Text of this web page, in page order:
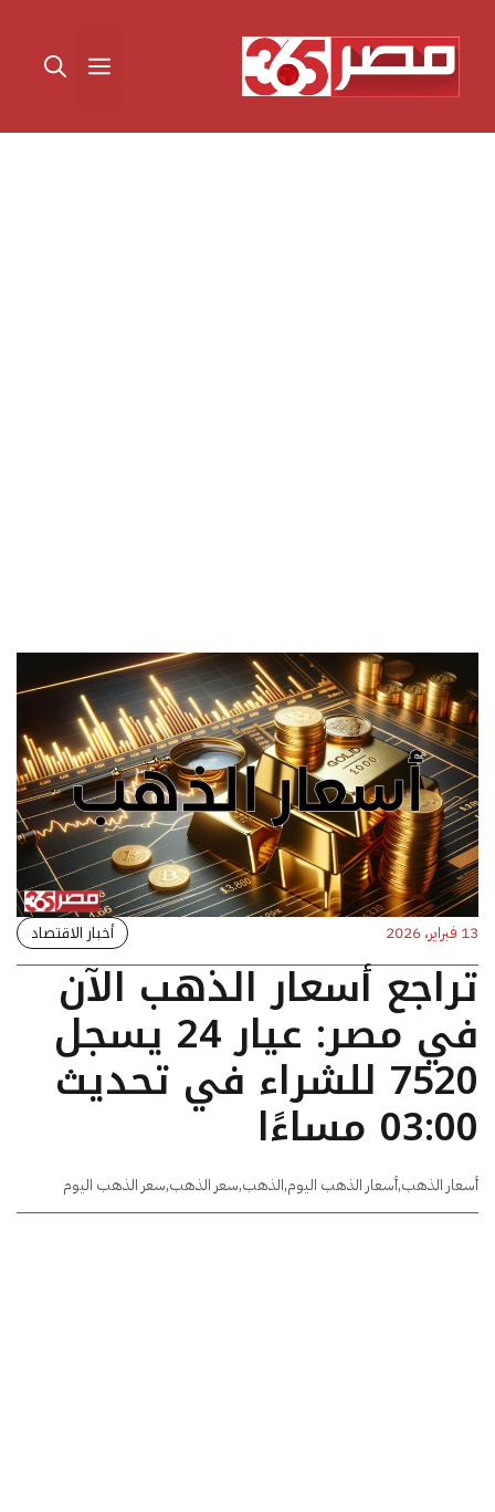
المحتوى القائمة
13 فبراير، 2026 أخبار الاقتصاد
تراجع أسعار الذهب الآن
في مصر: عيار 24 يسجل
7520 للشراء في تحديث
03:00 مساءًا
أسعار الذهب,أسعار الذهب اليوم,الذهب,سعر الذهب,سعر الذهب اليوم